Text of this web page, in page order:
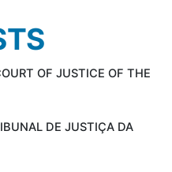
OF JUSTICE OF THE
DE JUSTIÇA DA